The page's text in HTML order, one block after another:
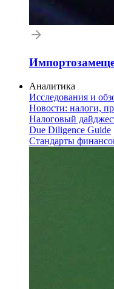
Аналитика
Исследования и
Новости: налоги,
Налоговый
Due Diligence Guide
Стандарты